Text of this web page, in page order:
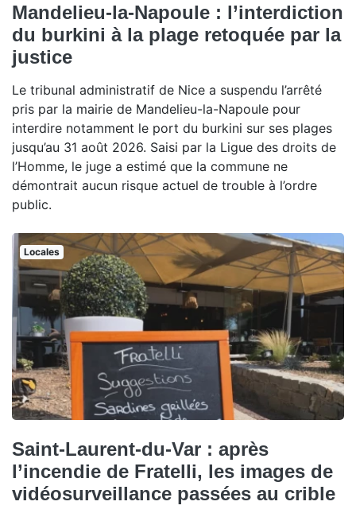
Mandelieu-la-Napoule : l’interdiction
du burkini à la plage retoquée par la
justice
Le tribunal administratif de Nice a suspendu l’arrêté
pris par la mairie de Mandelieu-la-Napoule pour
interdire notamment le port du burkini sur ses plages
jusqu’au 31 août 2026. Saisi par la Ligue des droits de
l’Homme, le juge a estimé que la commune ne
démontrait aucun risque actuel de trouble à l’ordre
public.
Locales
Saint-Laurent-du-Var : après
l’incendie de Fratelli, les images de
vidéosurveillance passées au crible